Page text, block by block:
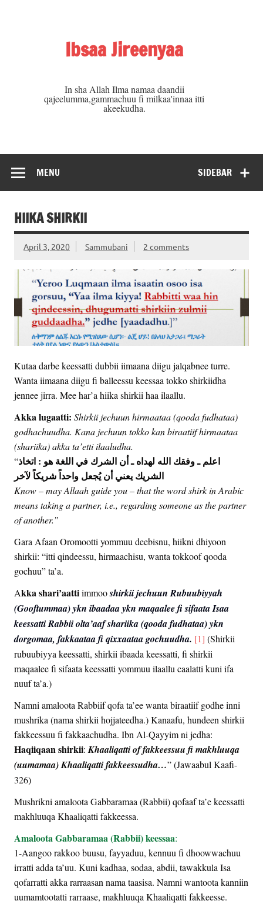
Ibsaa Jireenyaa
In sha Allah Ilma namaa daandii
qajeelumma,gammachuu fi milkaa'innaa itti
akeekudha.
SIDEBAR
MENU
HIIKA SHIRKII
April 3, 2020 Sammubani 2 comments
Kutaa darbe keessatti dubbii iimaana diigu jalqabnee turre.
Wanta iimaana diigu fi balleessu keessaa tokko shirkiidha
jennee jirra. Mee har’a hiika shirkii haa ilaallu.
Akka lugaatti: Shirkii jechuun hirmaataa (qooda fudhataa)
godhachuudha. Kana jechuun tokko kan biraatiif hirmaataa
(shariika) akka ta’etti ilaaludha.
“اعلم ـ وفقك الله لهداه ـ أن الشرك في اللغة هو : اتخاذ
الشريك يعني أن يُجعل واحداً شريكاً لآخر
Know – may Allaah guide you – that the word shirk in Arabic
means taking a partner, i.e., regarding someone as the partner
of another.”
Gara Afaan Oromootti yommuu deebisnu, hiikni dhiyoon
shirkii: “itti qindeessu, hirmaachisu, wanta tokkoof qooda
gochuu” ta’a.
Akka shari’aattiimmooshirkii jechuun Rubuubiyyah
(Gooftummaa) ykn ibaadaa ykn maqaalee fi sifaata Isaa
keessatti Rabbii olta’aaf shariika (qooda fudhataa) ykn
dorgomaa, fakkaataa fi qixxaataa gochuudha. [1] (Shirkii
rubuubiyya keessatti, shirkii ibaada keessatti, fi shirkii
maqaalee fi sifaata keessatti yommuu ilaallu caalatti kuni ifa
nuuf ta’a.)
Namni amaloota Rabbiif qofa ta’ee wanta biraatiif godhe inni
mushrika (nama shirkii hojjateedha.) Kanaafu, hundeen shirkii
fakkeessuu fi fakkaachudha. Ibn Al-Qayyim ni jedha:
Haqiiqaan shirkii:Khaaliqatti of fakkeessuu fi makhluuqa
(uumamaa) Khaaliqatti fakkeessudha…” (Jawaabul Kaafi-
326)
Mushrikni amaloota Gabbaramaa (Rabbii) qofaaf ta’e keessatti
makhluuqa Khaaliqatti fakkeessa.
Amaloota Gabbaramaa (Rabbii) keessaa:
1-Aangoo rakkoo buusu, fayyaduu, kennuu fi dhoowwachuu
irratti adda ta’uu. Kuni kadhaa, sodaa, abdii, tawakkula Isa
qofarratti akka rarraasan nama taasisa. Namni wantoota kanniin
uumamtootatti rarraase, makhluuqa Khaaliqatti fakkeesse.